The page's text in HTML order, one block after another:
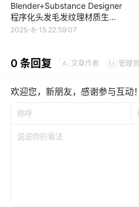
Blender+Substance Designer
程序化头发毛发纹理材质生成
器插件 HairTG – Hair & Fur
2025-8-15 22:59:07
0 条回复 A 文章作者 M 管理员
欢迎您，新朋友，感谢参与互动！